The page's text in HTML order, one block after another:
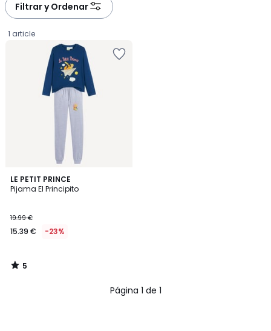
Filtrar y Ordenar
1 article
LE PETIT PRINCE
Pijama El Principito
€
en
de
19.99
19.99 €
15.39 € -23%
5
/
5
/
Página 1 de 1